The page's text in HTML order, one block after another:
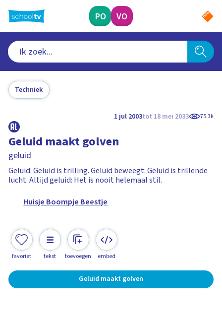
naar
hoofdinhoud
PO VO
Techniek
1 jul 2003tot 18 mei 2033 75.3k
Geluid maakt golven
geluid
Geluid: Geluid is trilling. Geluid beweegt: Geluid is trillende
lucht. Altijd geluid: Het is nooit helemaal stil.
Huisje Boompje Beestje
favoriet tekst toevoegen embed
Geluid maakt golven